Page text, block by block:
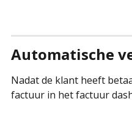
Automatische
Nadat de klant heeft
factuur in het factuur